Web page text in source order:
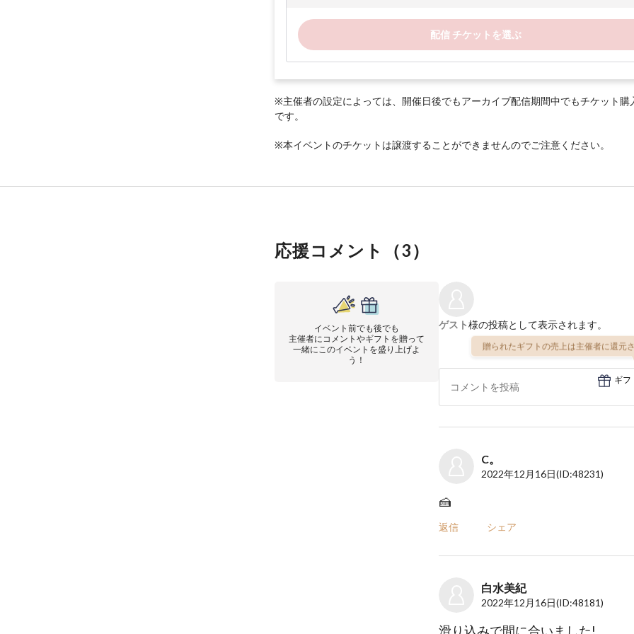
配信 チケットを選ぶ
※主催者の設定によっては、開催日後でもアーカイブ配信期間中でもチケット購
です。
※本イベントのチケットは譲渡することができませんのでご注意ください。
応援コメント（3）
イベント前でも後でも
主催者にコメントやギフトを贈って
一緒にこのイベントを盛り上げよ
う！
ゲスト様の投稿として表示されます。
贈られたギフトの売上は主催者に還元
ギフ
C。
2022年12月16日(ID:48231)
🍰
返信 シェア
白水美紀
2022年12月16日(ID:48181)
滑り込みで間に合いました!